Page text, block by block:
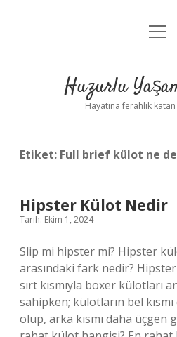
Anasayfa
Yasal
Huzurlu
Hayatına ferahlık
Etiket: Full brief külot ne
Hipster Külot Nedir
Tarih: Ekim 1, 2024
Slip mi hipster mi? Hipster
arasındaki fark nedir?
sırt kısmıyla boxer külotları
sahipken; külotların bel
olup, arka kısmı daha üçgen